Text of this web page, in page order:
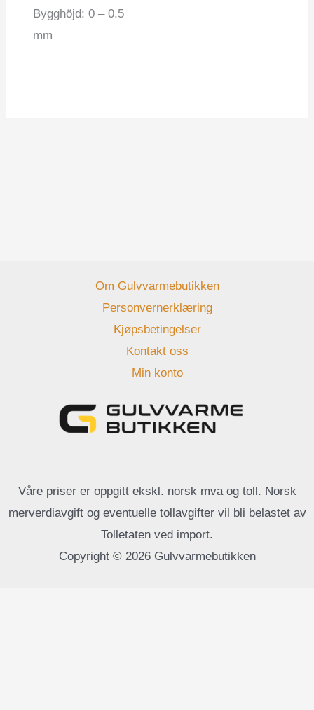
Bygghöjd: 0 – 0.5
mm
Om Gulvvarmebutikken
Personvernerklæring
Kjøpsbetingelser
Kontakt oss
Min konto
Våre priser er oppgitt ekskl. norsk mva og toll. Norsk
merverdiavgift og eventuelle tollavgifter vil bli belastet av
Tolletaten ved import.
Copyright © 2026 Gulvvarmebutikken